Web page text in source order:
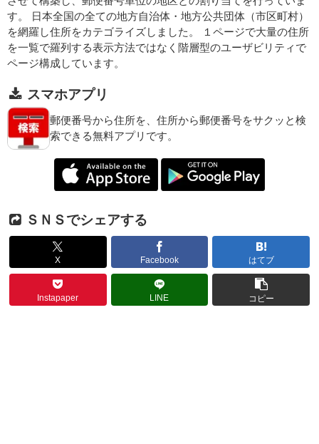
す。 日本全国の全ての地方自治体・地方公共団体（市区町村）
を網羅し住所をカテゴライズしました。 １ページで大量の住所
を一覧で羅列する表示方法ではなく階層型のユーザビリティで
ページ構成しています。
スマホアプリ
郵便番号から住所を、住所から郵便番号をサクッと検
索できる無料アプリです。
ＳＮＳでシェアする
X Facebook はてブ
Instapaper LINE コピー